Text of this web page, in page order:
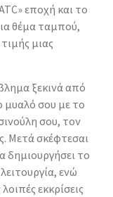
εποχή και το
θέμα ταμπού,
μιας
ξεκινά από
μυαλό σου με το
σου, τον
Μετά σκέφτεσαι
δημιουργήσει το
ενώ
εκκρίσεις